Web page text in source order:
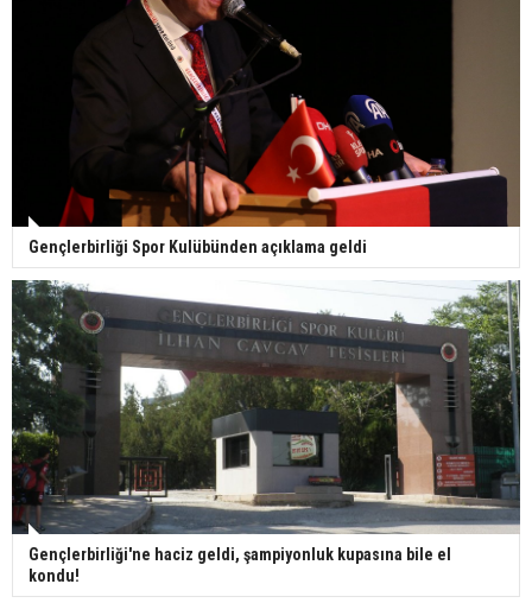
Gençlerbirliği Spor Kulübünden açıklama geldi
Gençlerbirliği'ne haciz geldi, şampiyonluk kupasına bile el
kondu!